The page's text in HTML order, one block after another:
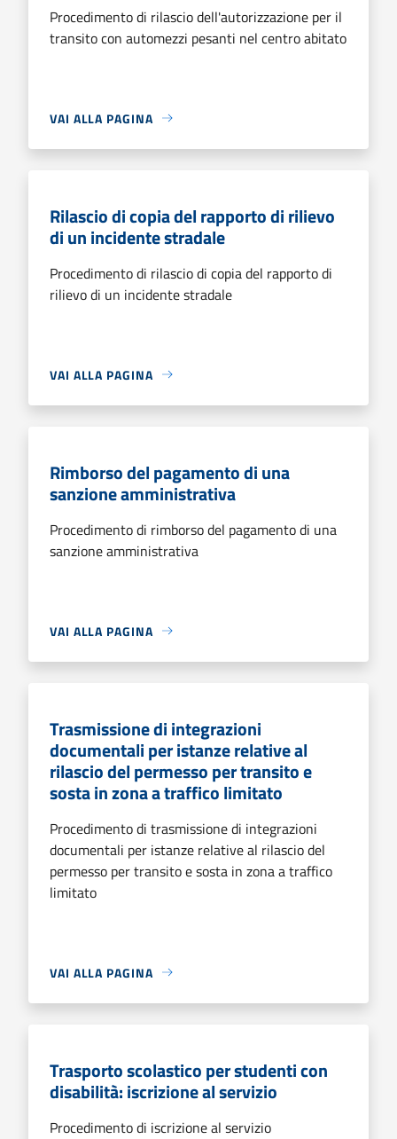
Procedimento di rilascio dell'autorizzazione per il
transito con automezzi pesanti nel centro abitato
VAI ALLA PAGINA
Rilascio di copia del rapporto di rilievo
di un incidente stradale
Procedimento di rilascio di copia del rapporto di
rilievo di un incidente stradale
VAI ALLA PAGINA
Rimborso del pagamento di una
sanzione amministrativa
Procedimento di rimborso del pagamento di una
sanzione amministrativa
VAI ALLA PAGINA
Trasmissione di integrazioni
documentali per istanze relative al
rilascio del permesso per transito e
sosta in zona a traffico limitato
Procedimento di trasmissione di integrazioni
documentali per istanze relative al rilascio del
permesso per transito e sosta in zona a traffico
limitato
VAI ALLA PAGINA
Trasporto scolastico per studenti con
disabilità: iscrizione al servizio
Procedimento di iscrizione al servizio